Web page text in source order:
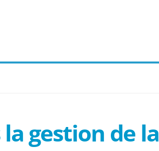
gestion de la